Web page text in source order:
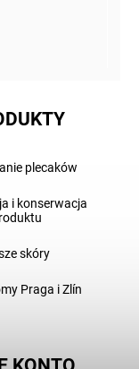
plecaków
i konserwacja
skóry
Praga i Zlín